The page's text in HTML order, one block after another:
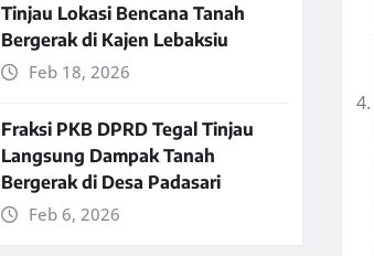
Tinjau Lokasi Bencana Tanah
Bergerak di Kajen Lebaksiu
Feb 18, 2026
Fraksi PKB DPRD Tegal Tinjau
Langsung Dampak Tanah
Bergerak di Desa Padasari
Feb 6, 2026